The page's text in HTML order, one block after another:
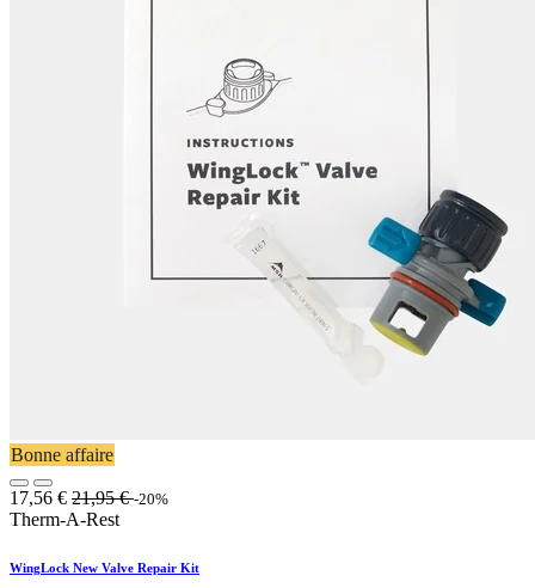
Bonne affaire
17,56 € 21,95€ -20%
Therm-A-Rest
WingLock New Valve Repair Kit